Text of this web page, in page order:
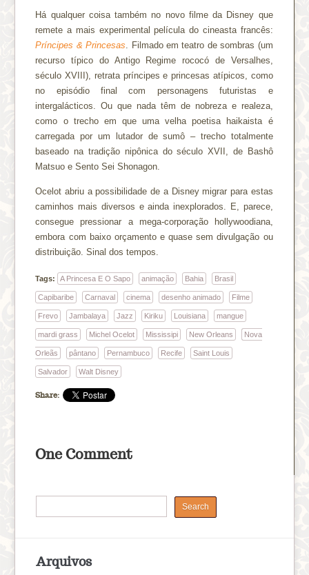
Há qualquer coisa também no novo filme da Disney que
remete a mais experimental película do cineasta francês:
Príncipes & Princesas . Filmado em teatro de sombras (um
recurso típico do Antigo Regime rococó de Versalhes,
século XVIII), retrata príncipes e princesas atípicos, como
no episódio final com personagens futuristas e
intergalácticos. Ou que nada têm de nobreza e realeza,
como o trecho em que uma velha poetisa haikaista é
carregada por um lutador de sumô – trecho totalmente
baseado na tradição nipônica do século XVII, de Bashô
Matsuo e Sento Sei Shonagon.
Ocelot abriu a possibilidade de a Disney migrar para estas
caminhos mais diversos e ainda inexplorados. E, parece,
consegue pressionar a mega-corporação hollywoodiana,
embora com baixo orçamento e quase sem divulgação ou
distribuição. Sinal dos tempos.
Tags: A Princesa E O Sapo animação Bahia Brasil
Capibaribe Carnaval cinema desenho animado Filme
Frevo Jambalaya Jazz Kiriku Louisiana mangue
mardi grass Michel Ocelot Mississipi New Orleans Nova
Orleãs pântano Pernambuco Recife Saint Louis
Salvador Walt Disney
Share:
One Comment
Arquivos